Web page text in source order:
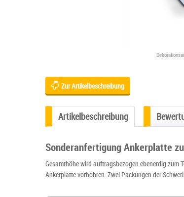
Zur Artikelbeschreibung
Artikelbeschreibung
Sonderanfertigung Ankerplatte
Gesamthöhe wird auftragsbezogen ebenerdig zum
Ankerplatte vorbohren. Zwei Packungen der